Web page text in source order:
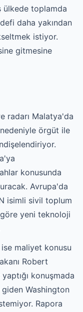
ülkede toplamda
daha yakından
istiyor.
gitmesine
radarı Malatya'da
örgüt ile
konusunda
Avrupa'da
isimli sivil toplum
yeni teknoloji
maliyet konusu
Robert
konuşmada
Washington
Rapora